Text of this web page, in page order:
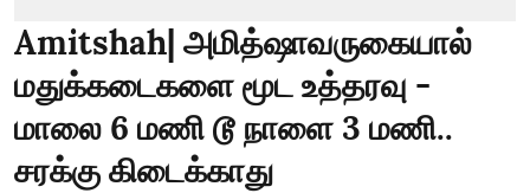
Amitshah| அமித்ஷாவருகையால்
மதுக்கடைகளை மூட உத்தரவு -
மாலை 6 மணி டூ நாளை 3 மணி..
சரக்கு கிடைக்காது